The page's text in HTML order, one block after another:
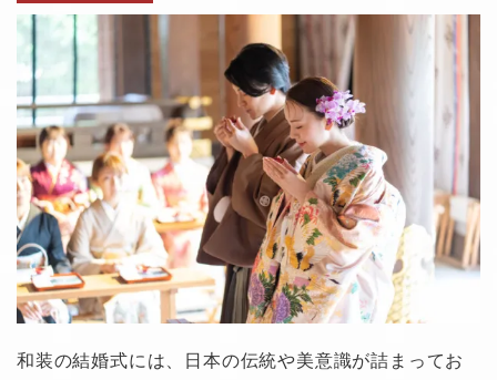
和装の結婚式には、日本の伝統や美意識が詰まってお